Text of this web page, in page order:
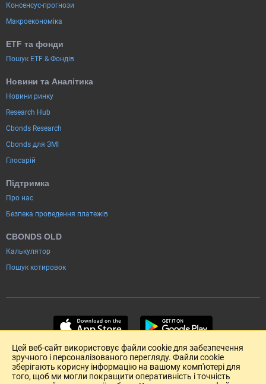
Консенсус-прогнози
Макроекономіка
ETF та фонди
Пошук ETF & Фондів
Новини та Аналітика
Новини ринку
Research Hub
Cbonds Research
Cbonds для ЗМІ
Глосарій
Підтримка
Про нас
Безпека проведення платежів
CBONDS OLD
Калькулятор
Пошук котировок
Цей веб-сайт використовує файли cookie для забезпечення
зручного і персоналізованого перегляду. Файли cookie
зберігають корисну інформацію на вашому комп'ютері для
того, щоб ми могли покращити оперативність і точність